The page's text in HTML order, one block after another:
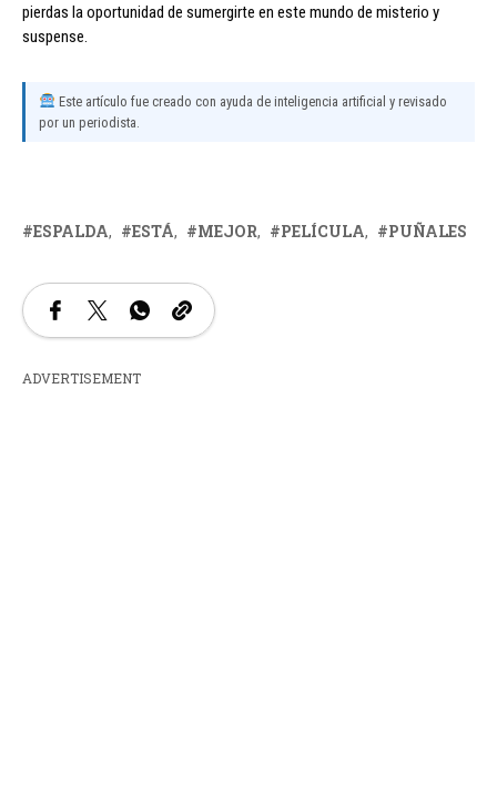
pierdas la oportunidad de sumergirte en este mundo de misterio y
suspense.
Este artículo fue creado con ayuda de inteligencia artificial y revisado
por un periodista.
ESPALDA ESTÁ MEJOR PELÍCULA PUÑALES
ADVERTISEMENT